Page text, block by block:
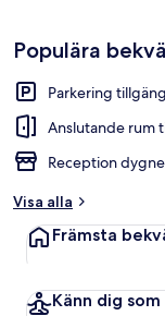
Populära
Parkering
Anslutande rum
Reception
Visa alla
Främsta
Känn dig